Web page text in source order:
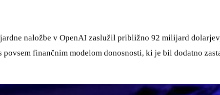
naložbe v OpenAI zaslužil približno 92 milijard
finančnim modelom donosnosti, ki je bil dodatno